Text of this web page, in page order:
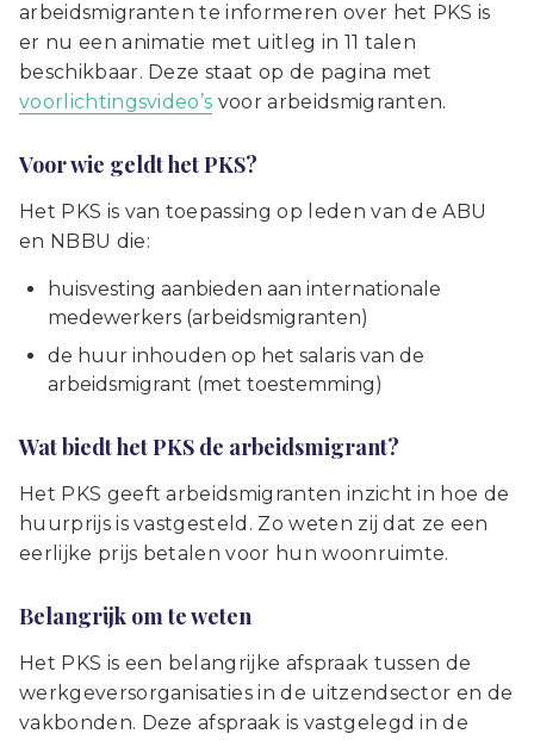
arbeidsmigranten te informeren over het PKS is
er nu een animatie met uitleg in 11 talen
beschikbaar. Deze staat op de pagina met
voorlichtingsvideo’s voor arbeidsmigranten.
Voor wie geldt het PKS?
Het PKS is van toepassing op leden van de ABU
en NBBU die:
huisvesting aanbieden aan internationale
medewerkers (arbeidsmigranten)
de huur inhouden op het salaris van de
arbeidsmigrant (met toestemming)
Wat biedt het PKS de arbeidsmigrant?
Het PKS geeft arbeidsmigranten inzicht in hoe de
huurprijs is vastgesteld. Zo weten zij dat ze een
eerlijke prijs betalen voor hun woonruimte.
Belangrijk om te weten
Het PKS is een belangrijke afspraak tussen de
werkgeversorganisaties in de uitzendsector en de
vakbonden. Deze afspraak is vastgelegd in de